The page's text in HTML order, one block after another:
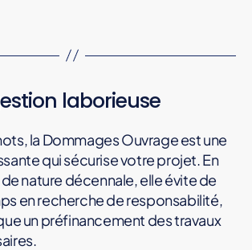
laborieuse
la Dommages Ouvrage est une
qui sécurise votre projet. En
nature décennale, elle évite de
en recherche de responsabilité,
un préfinancement des travaux